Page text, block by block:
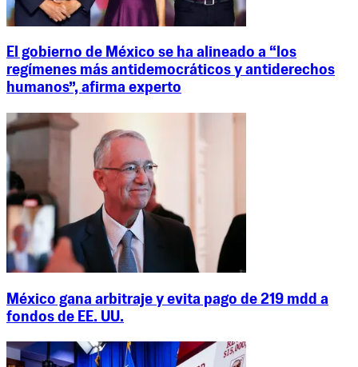
El gobierno de México se ha alineado a “los
regímenes más antidemocráticos y antiderechos
humanos”, afirma experto
México gana arbitraje y evita pago de 219 mdd a
fondos de EE. UU.